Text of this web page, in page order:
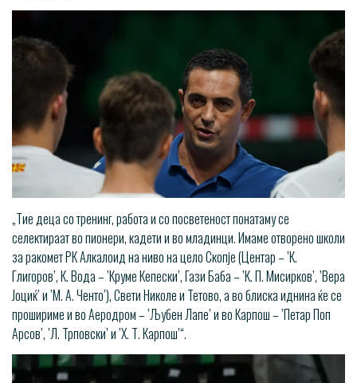
„Тие деца со тренинг, работа и со посветеност понатаму се
селектираат во пионери, кадети и во младинци. Имаме отворено школи
за ракомет РК Алкалоид на ниво на цело Скопје (Центар – ’К.
Глигоров’, К. Вода – ’Круме Кепески’, Гази Баба – ’К. П. Мисирков’, ’Вера
Јоциќ’ и ’М. А. Ченто’), Свети Николе и Тетово, а во блиска иднина ќе се
прошириме и во Аеродром – ’Љубен Лапе’ и во Карпош – ’Петар Поп
Арсов’, ’Л. Трповски’ и ’Х. Т. Карпош’“.